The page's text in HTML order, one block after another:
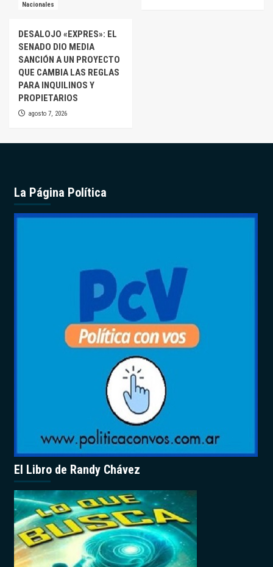
Nacionales
DESALOJO «EXPRES»: EL
SENADO DIO MEDIA
SANCIÓN A UN PROYECTO
QUE CAMBIA LAS REGLAS
PARA INQUILINOS Y
PROPIETARIOS
agosto 7, 2026
La Página Política
El Libro de Randy Chávez